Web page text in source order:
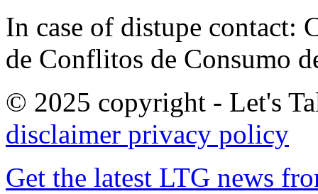
In case of distupe contact:
de Conflitos de Consumo
© 2025 copyright - Let's
disclaimer privacy policy
Get the latest LTG news